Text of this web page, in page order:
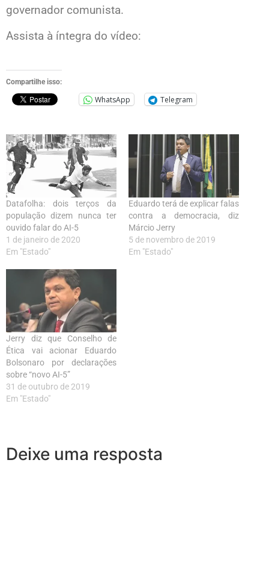
governador comunista.
Assista à íntegra do vídeo:
Compartilhe isso:
WhatsApp Telegram
Datafolha: dois terços da
população dizem nunca ter
ouvido falar do AI-5
1 de janeiro de 2020
Em "Estado"
Eduardo terá de explicar falas
contra a democracia, diz
Márcio Jerry
5 de novembro de 2019
Em "Estado"
Jerry diz que Conselho de
Ética vai acionar Eduardo
Bolsonaro por declarações
sobre “novo AI-5”
31 de outubro de 2019
Em "Estado"
Deixe uma resposta